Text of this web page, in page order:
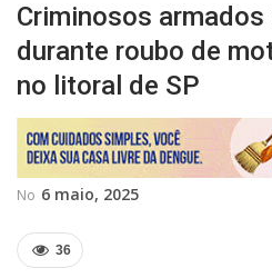
Criminosos
durante roubo de
no litoral de SP
No 6 maio, 2025
36